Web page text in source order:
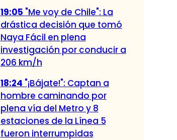
19:05 "Me voy de Chile": La
drástica decisión que tomó
Naya Fácil en plena
investigación por conducir a
206 km/h
18:24 "¡Bájate!": Captan a
hombre caminando por
plena vía del Metro y 8
estaciones de la Línea 5
fueron interrumpidas